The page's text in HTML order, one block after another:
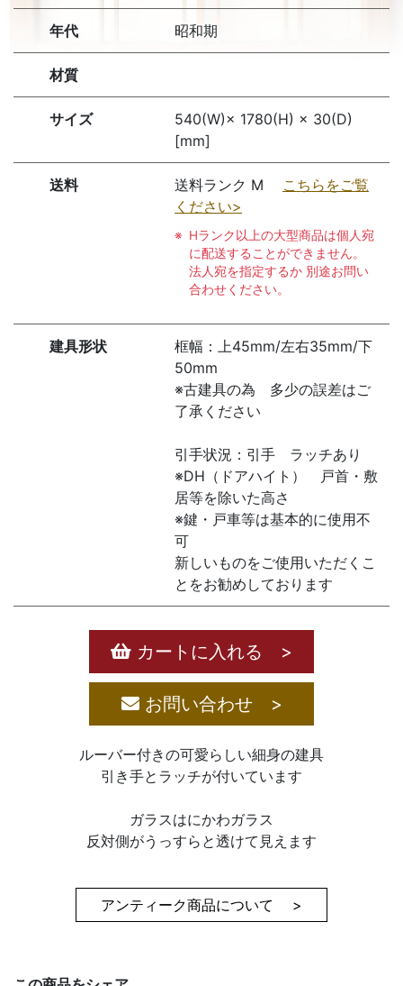
年代 昭和期
材質
サイズ
540(W)× 1780(H) × 30(D)
[mm]
送料 送料ランク M こちらをご覧
ください>
Hランク以上の大型商品は個人宛
に配送することができません。
法人宛を指定するか 別途お問い
合わせください。
建具形状
框幅：上45mm/左右35mm/下
50mm
※古建具の為 多少の誤差はご
了承ください
引手状況：引手 ラッチあり
※DH（ドアハイト） 戸首・敷
居等を除いた高さ
※鍵・戸車等は基本的に使用不
可
新しいものをご使用いただくこ
とをお勧めしております
カートに入れる >
お問い合わせ >
ルーバー付きの可愛らしい細身の建具
引き手とラッチが付いています
ガラスはにかわガラス
反対側がうっすらと透けて見えます
アンティーク商品について >